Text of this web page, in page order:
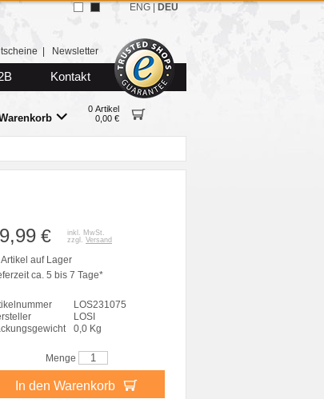
Newsletter
Kontakt
0 Artikel
0,00 €
ENG DEU
€
inkl. MwSt.
zzgl. Versand
Artikel auf Lager
ca. 5 bis 7 Tage*
LOS231075
LOSI
0,0 Kg
Menge
In den Warenkorb